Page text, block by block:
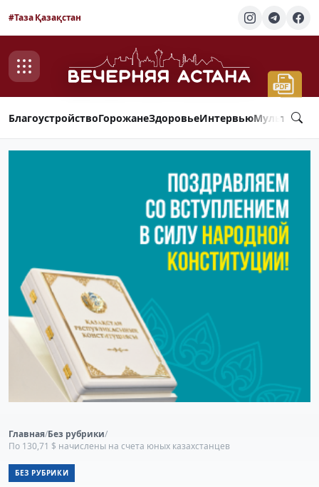
#Таза Қазақстан
БлагоустройствоГорожанеЗдоровьеИнтервью
Главная/Без рубрики/
По 130,71 $ начислены на счета юных казахстанцев
БЕЗ РУБРИКИ